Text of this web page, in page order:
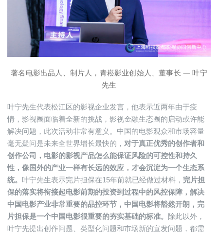
著名电影出品人、制片人，青崧影业创始人、董事长 — 叶宁
先生
叶宁先生代表松江区的影视企业发言，他表示近两年由于疫
情，影视圈面临着全新的挑战，影视金融生态圈的启动或许能
解决问题，此次活动非常有意义。中国的电影观众和市场容量
毫无疑问是未来全世界增长最快的， 对于真正优秀的创作者和
创作公司，电影的影视产品怎么能保证风险的可控性和持久
性，像国外的产业一样有长远的效应，才会沉淀为一个生态系
统。 叶宁先生表示完片担保在15年前就已经做过材料， 完片担
保的落实将衔接起电影前期的投资到过程中的风控保障，解决
中国电影产业非常重要的品控环节，中国电影将豁然开朗，完
片担保是一个中国电影很重要的夯实基础的标准。 除此以外，
叶宁先提出创作问题、类型化问题和市场新的宣发问题，都需